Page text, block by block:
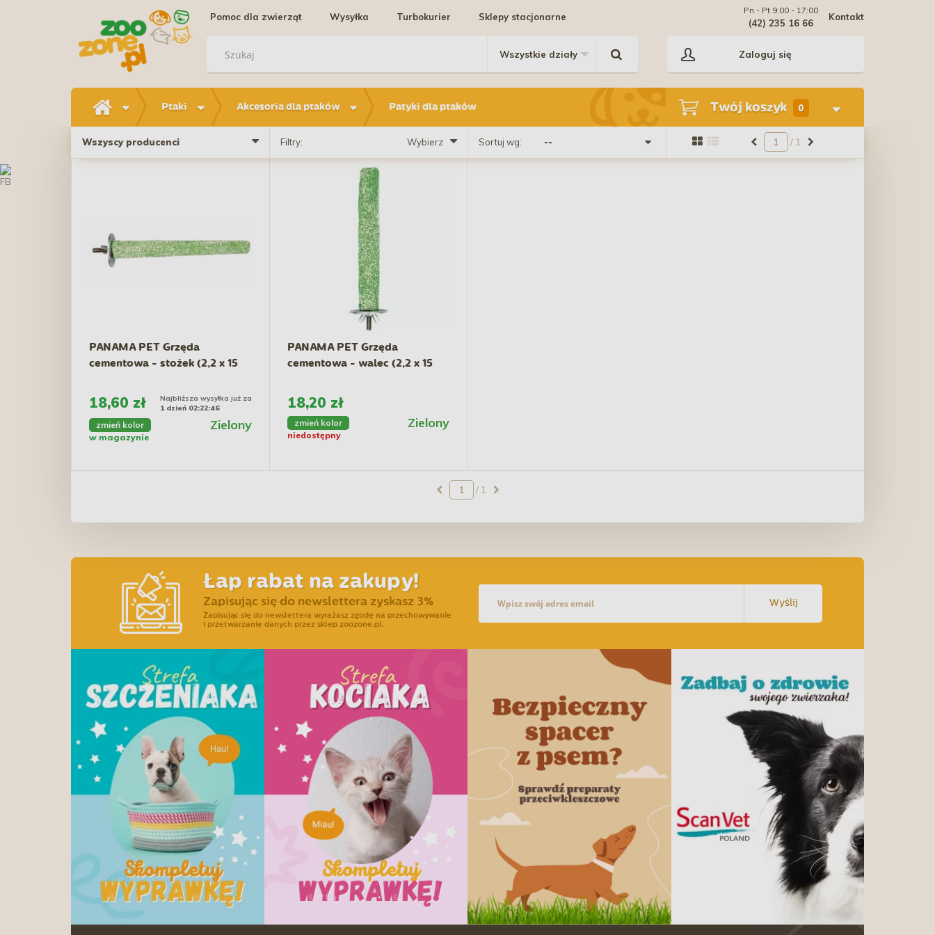
Pomoc dla zwierząt Wysyłka Turbokurier Sklepy stacjonarne Kontakt
Pn - Pt 9:00 - 17:00
(42) 235 16 66
Zaloguj się
Ptaki Akcesoria dla ptaków Patyki dla ptaków Twój koszyk 0
Wszyscy producenci Filtry: Wybierz Sortuj wg: / 1
PANAMA PET Grzęda
cementowa - stożek (2,2 x 15
18,60 zł
Najbliższa wysyłka już za
1 dzień 02:22:46
zmień kolor Zielony
w magazynie
PANAMA PET Grzęda
cementowa - walec (2,2 x 15
18,20 zł
zmień kolor Zielony
niedostępny
/ 1
Łap rabat na zakupy!
Zapisując się do newslettera zyskasz 3%
Zapisując się do newslettera wyrażasz zgodę na przechowywanie
i przetwarzanie danych przez sklep zoozone.pl.
Wyślij